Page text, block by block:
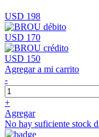
USD 198
USD 170
USD 150
Agregar a mi carrito
-
+
Agregar
No hay suficiente stock